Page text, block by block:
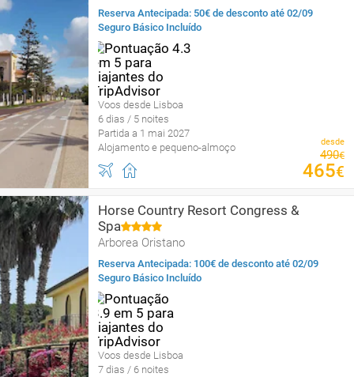
Reserva Antecipada: 50€ de desconto até 02/09
Seguro Básico Incluído
Voos desde Lisboa
6 dias / 5 noites
Partida a 1 mai 2027
Alojamento e pequeno-almoço
desde
490€
465€
Horse Country Resort Congress &
Spa
Arborea Oristano
Reserva Antecipada: 100€ de desconto até 02/09
Seguro Básico Incluído
Voos desde Lisboa
7 dias / 6 noites